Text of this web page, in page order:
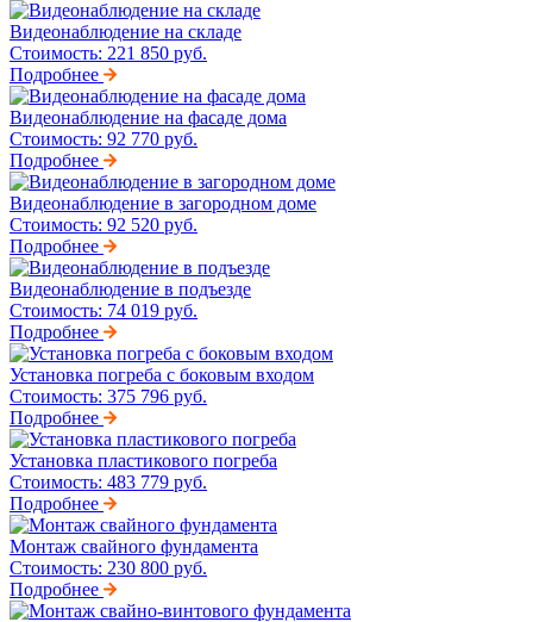
Видеонаблюдение на складе
Стоимость: 221 850 руб.
Подробнее
Видеонаблюдение на фасаде дома
Стоимость: 92 770 руб.
Подробнее
Видеонаблюдение в загородном доме
Стоимость: 92 520 руб.
Подробнее
Видеонаблюдение в подъезде
Стоимость: 74 019 руб.
Подробнее
Установка погреба с боковым входом
Стоимость: 375 796 руб.
Подробнее
Установка пластикового погреба
Стоимость: 483 779 руб.
Подробнее
Монтаж свайного фундамента
Стоимость: 230 800 руб.
Подробнее